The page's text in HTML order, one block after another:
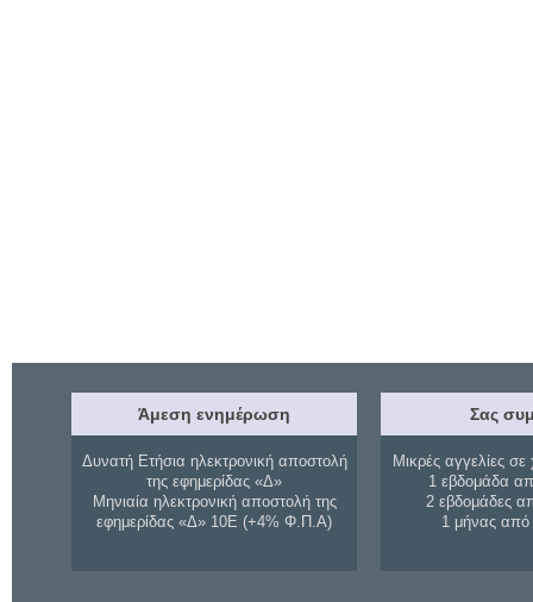
Άμεση ενημέρωση
Δυνατή Ετήσια ηλεκτρονική αποστολή
της εφημερίδας «Δ»
Μηνιαία ηλεκτρονική αποστολή της
εφημερίδας «Δ» 10Ε (+4% Φ.Π.Α)
Σας
Μικρές αγγελίες σε
1 εβδομάδα
2 εβδομάδες
1 μήνας